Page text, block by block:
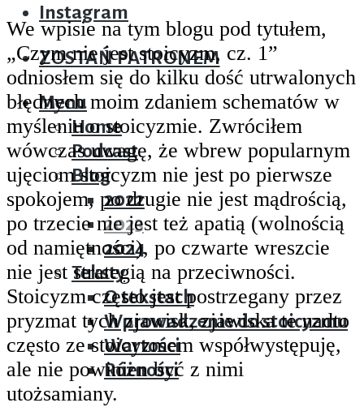
Instagram
ZOSTAŃ PATRONEM
Menu
Home
Podcast
Blog
2022
2023
2024
Teksty
O tekstach
Wprowadzenie do stoicyzmu
Wartości
Różności
We wpisie na tym blogu pod tytułem,
„Czym nie jest stoicyzm, cz. 1”
odniosłem się do kilku dość utrwalonych
błędnych moim zdaniem schematów w
myśleniu o stoicyzmie. Zwróciłem
wówczas uwagę, że wbrew popularnym
ujęciom stoicyzm nie jest po pierwsze
spokojem, po drugie nie jest mądrością,
po trzecie nie jest też apatią (wolnością
od namiętności), po czwarte wreszcie
nie jest strategią na przeciwności.
Stoicyzm często jest postrzegany przez
pryzmat tych zjawisk, zjawiska te nadto
często ze stoicyzmem współwystępuję,
ale nie powinien być z nimi
utożsamiany.